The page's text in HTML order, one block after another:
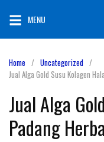
content
MENU
Home
Uncategorized
Jual Alga Gold Susu Kolagen
Jual Alga
Padang